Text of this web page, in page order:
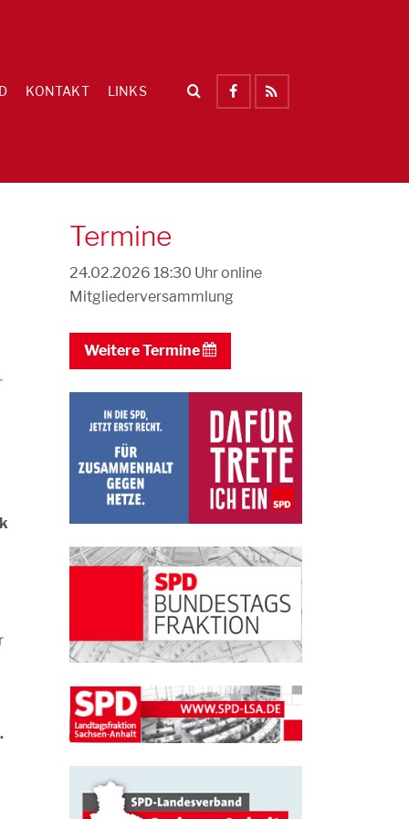
KONTAKT LINKS
Termine
24.02.2026 18:30 Uhronline
Mitgliederversammlung
Weitere Termine